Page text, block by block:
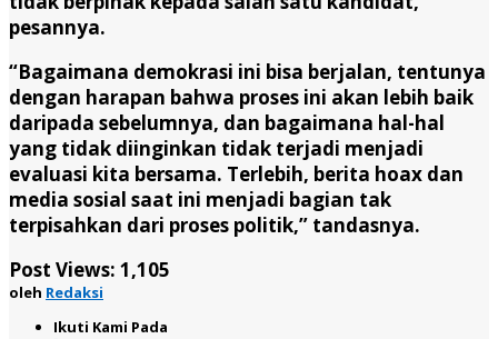
pesannya.
“Bagaimana demokrasi ini bisa berjalan, tentunya
dengan harapan bahwa proses ini akan lebih baik
daripada sebelumnya, dan bagaimana hal-hal
yang tidak diinginkan tidak terjadi menjadi
evaluasi kita bersama. Terlebih, berita hoax dan
media sosial saat ini menjadi bagian tak
terpisahkan dari proses politik,” tandasnya.
Post Views: 1,105
oleh Redaksi
Ikuti Kami Pada